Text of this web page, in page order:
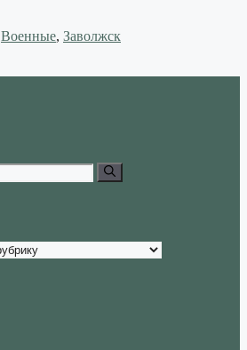
Военные, Заволжск